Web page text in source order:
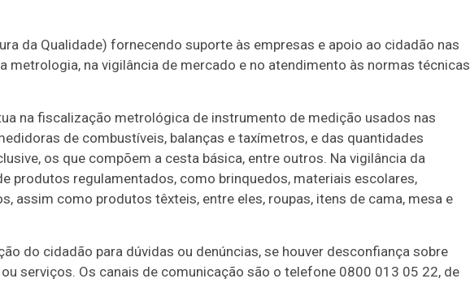
da Qualidade) fornecendo suporte às empresas e apoio ao cidadão nas
metrologia, na vigilância de mercado e no atendimento às normas técnicas
na fiscalização metrológica de instrumento de medição usados nas
de combustíveis, balanças e taxímetros, e das quantidades
os que compõem a cesta básica, entre outros. Na vigilância da
produtos regulamentados, como brinquedos, materiais escolares,
assim como produtos têxteis, entre eles, roupas, itens de cama, mesa e
do cidadão para dúvidas ou denúncias, se houver desconfiança sobre
serviços. Os canais de comunicação são o telefone 0800 013 05 22, de
11 12
88 89 92 94 95
Ver detalhes
23 24 37